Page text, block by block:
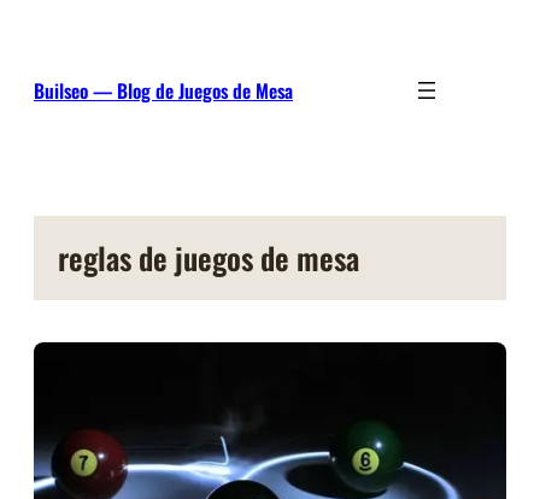
Builseo — Blog de Juegos de Mesa
reglas de juegos de mesa